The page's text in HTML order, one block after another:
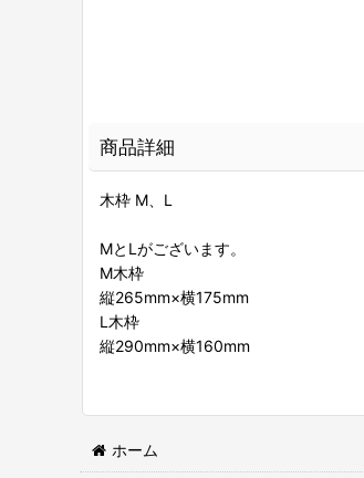
商品詳細
木枠 M、L
MとLがございます。
M木枠
縦265mm×横175mm
L木枠
縦290mm×横160mm
ホーム